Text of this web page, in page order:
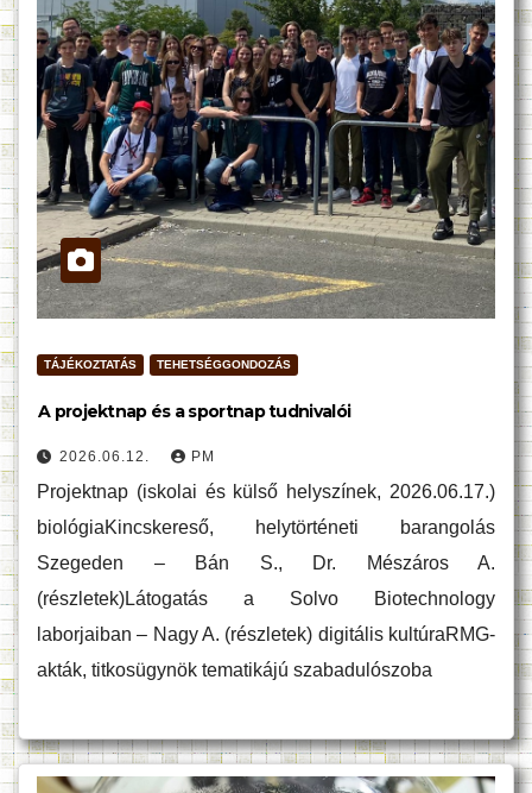
TÁJÉKOZTATÁS TEHETSÉGGONDOZÁS
A projektnap és a sportnap tudnivalói
2026.06.12. PM
Projektnap (iskolai és külső helyszínek, 2026.06.17.)
biológiaKincskereső, helytörténeti barangolás
Szegeden – Bán S., Dr. Mészáros A.
(részletek)Látogatás a Solvo Biotechnology
laborjaiban – Nagy A. (részletek) digitális kultúraRMG-
akták, titkosügynök tematikájú szabadulószoba